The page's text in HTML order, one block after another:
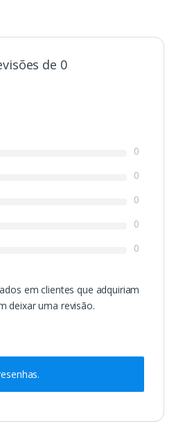
de 0
0
0
0
0
0
em clientes que adquiriam
deixar uma revisão.